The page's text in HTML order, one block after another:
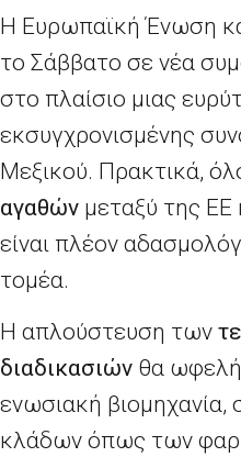
Η Ευρωπαϊκή Ένωση
το Σάββατο σε νέα
στο πλαίσιο μιας
εκσυγχρονισμένης
Μεξικού. Πρακτικά,
αγαθών μεταξύ της ΕΕ
είναι πλέον
τομέα.
Η απλούστευση των
διαδικασιών θα
ενωσιακή
κλάδων όπως των